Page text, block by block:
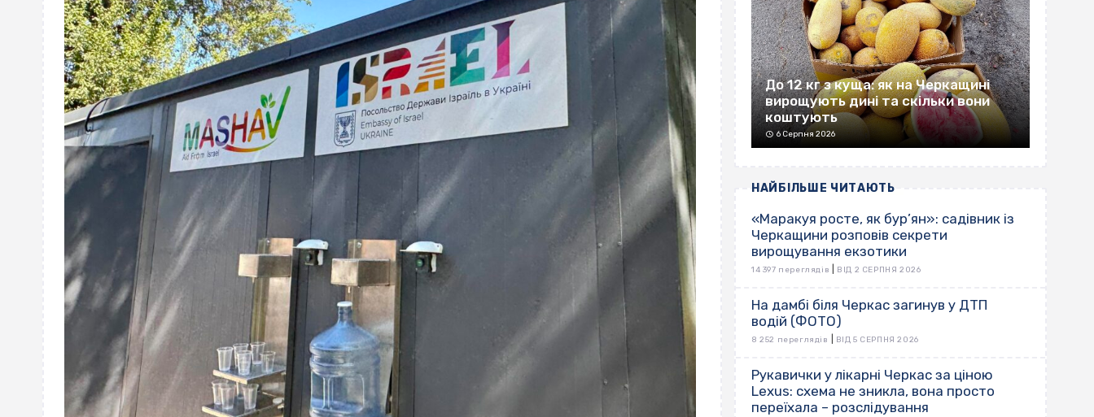
До 12 кг з куща: як на Черкащині
вирощують дині та скільки вони
коштують
6 Серпня 2026
НАЙБІЛЬШЕ ЧИТАЮТЬ
«Маракуя росте, як бур’ян»: садівник із
Черкащини розповів секрети
вирощування екзотики
14 397 переглядів ВІД 2 СЕРПНЯ 2026
На дамбі біля Черкас загинув у ДТП
водій (ФОТО)
8 252 переглядів ВІД 5 СЕРПНЯ 2026
Рукавички у лікарні Черкас за ціною
Lexus: схема не зникла, вона просто
переїхала – розслідування